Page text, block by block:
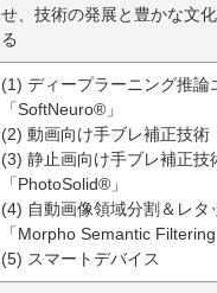
せ、技術の発展と豊かな文
る
(1) ディープラーニング推論
「SoftNeuro®」
(2) 動画向け手ブレ補正技術
(3) 静止画向け手ブレ補正技
「PhotoSolid®」
(4) 自動画像領域分割＆レタ
「Morpho Semantic
(5) スマートデバイス